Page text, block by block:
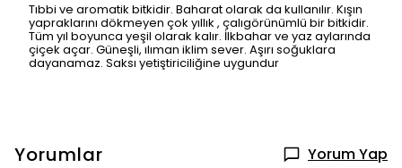
Tıbbi ve aromatik bitkidir. Baharat olarak da kullanılır. Kışın
yapraklarını dökmeyen çok yıllık , çalıgörünümlü bir bitkidir.
Tüm yıl boyunca yeşil olarak kalır. İlkbahar ve yaz aylarında
çiçek açar. Güneşli, ılıman iklim sever. Aşırı soğuklara
dayanamaz. Saksı yetiştiriciliğine uygundur
Yorumlar Yorum Yap